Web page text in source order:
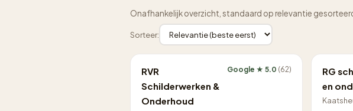
Onafhankelijk overzicht, standaard op relevantie
Sorteer:
RVR
Schilderwerken &
Onderhoud
Google ★ 5.0 (62)
RG
en